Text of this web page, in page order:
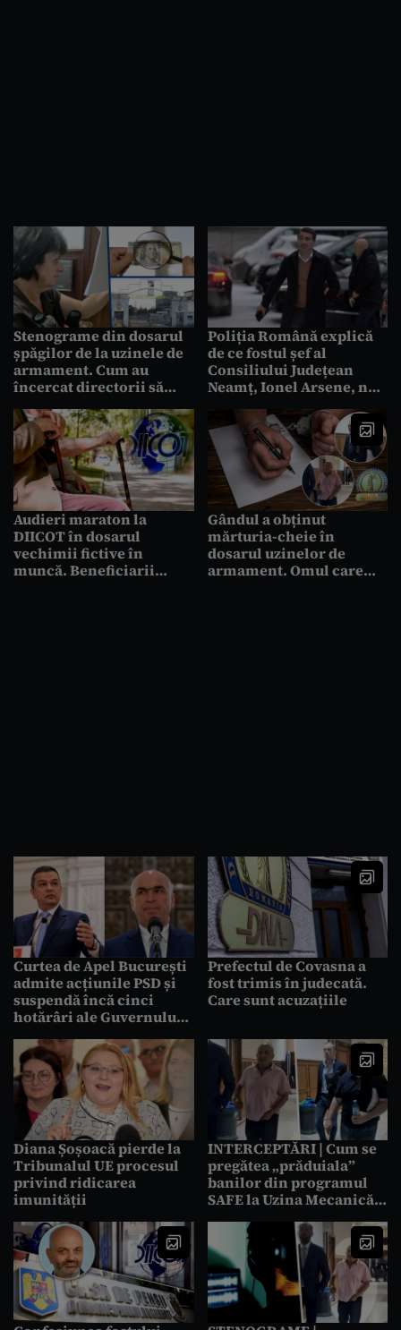
Stenograme din dosarul
șpăgilor de la uzinele de
armament. Cum au
încercat directorii să
scape de dolarii falși
primiți mită: „Din 30.000
s-au nimerit ăia ai mei și
ai tăi”
Poliția Română explică
de ce fostul șef al
Consiliului Județean
Neamț, Ionel Arsene, nu a
fost extrădat: „Este o
decizie a instanţei
italiene”
Audieri maraton la
DIICOT în dosarul
vechimii fictive în
muncă. Beneficiarii
Gândul a obținut
mărturia-cheie în
dosarul uzinelor de
armament. Omul care
Curtea de Apel București
admite acțiunile PSD și
suspendă încă cinci
hotărâri ale Guvernului
condus de Bolojan
anunță recurs
Prefectul de Covasna a
fost trimis în judecată.
Care sunt acuzațiile
Diana Șoșoacă pierde la
Tribunalul UE procesul
privind ridicarea
imunității
INTERCEPTĂRI | Cum se
pregătea „prăduiala”
banilor din programul
SAFE la Uzina Mecanică
incipientă la momentul
intervenției DNA